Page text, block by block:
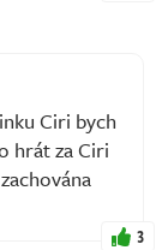
Ciri bych
hrát za Ciri
3